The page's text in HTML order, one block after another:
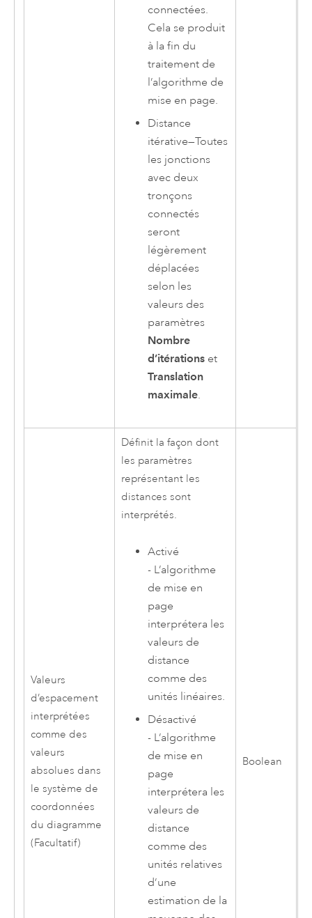
connectées.
Cela se produit
à la fin du
traitement de
l’algorithme de
mise en page.
Distance
itérative—Toutes
les jonctions
avec deux
tronçons
connectés
seront
légèrement
déplacées
selon les
valeurs des
paramètres
Nombre
d’itérations et
Translation
maximale.
Valeurs
d’espacement
interprétées
comme des
valeurs
absolues dans
le système de
coordonnées
du diagramme
(Facultatif)
Définit la façon dont
les paramètres
représentant les
distances sont
interprétés.
Activé
- L’algorithme
de mise en
page
interprétera les
valeurs de
distance
comme des
unités linéaires.
Désactivé
- L’algorithme
de mise en
page
interprétera les
valeurs de
distance
comme des
unités relatives
d’une
estimation de la
Boolean